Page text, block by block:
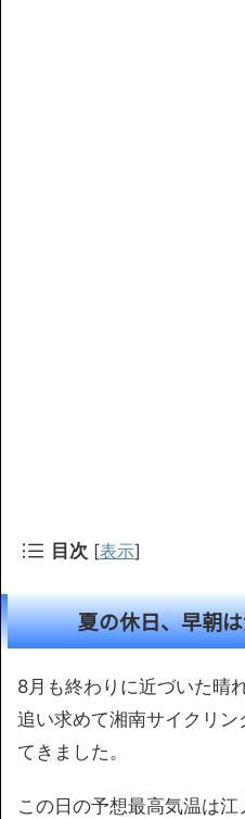
目次 [表示]
夏の休日、早朝
8月も終わりに近づいた晴
追い求めて湘南サイクリ
てきました。
この日の予想最高気温は